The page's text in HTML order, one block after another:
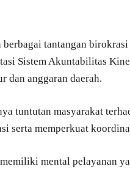
berbagai tantangan
Sistem Akuntabilitas
dan anggaran daerah.
tuntutan masyarakat
serta memperkuat
mental pelayanan